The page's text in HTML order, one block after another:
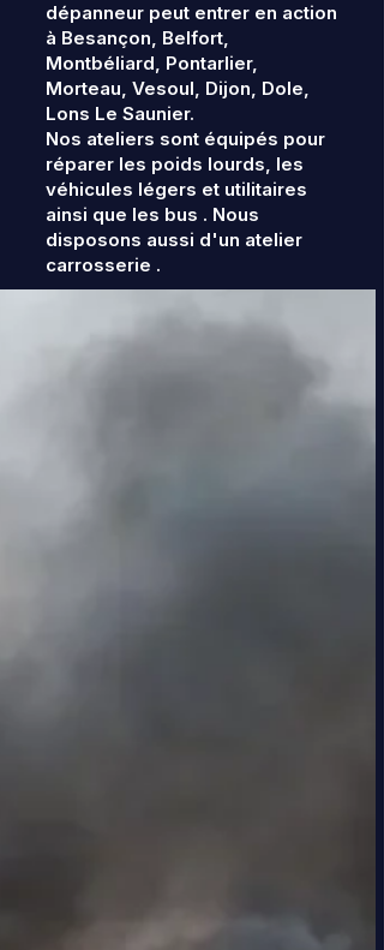
dépanneur peut entrer en action
à Besançon, Belfort,
Montbéliard, Pontarlier,
Morteau, Vesoul, Dijon, Dole,
Lons Le Saunier.
Nos ateliers sont équipés pour
réparer les poids lourds, les
véhicules légers et utilitaires
ainsi que les bus . Nous
disposons aussi d'un atelier
carrosserie .